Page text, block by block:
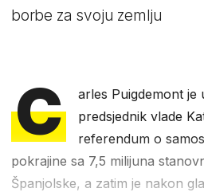
borbe za svoju zemlju
C
arles Puigdemont je
predsjednik vlade
referendum o
pokrajine sa 7,5 milijuna
Španjolske, a zatim je nakon